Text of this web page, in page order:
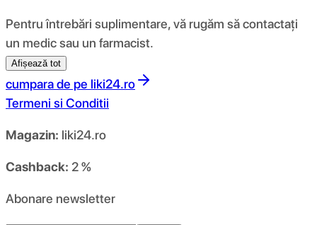
Pentru întrebări suplimentare, vă rugăm să contactați
un medic sau un farmacist.
Afișează tot
cumpara de pe liki24.ro
Termeni si Conditii
Magazin: liki24.ro
Cashback: 2 %
Abonare newsletter